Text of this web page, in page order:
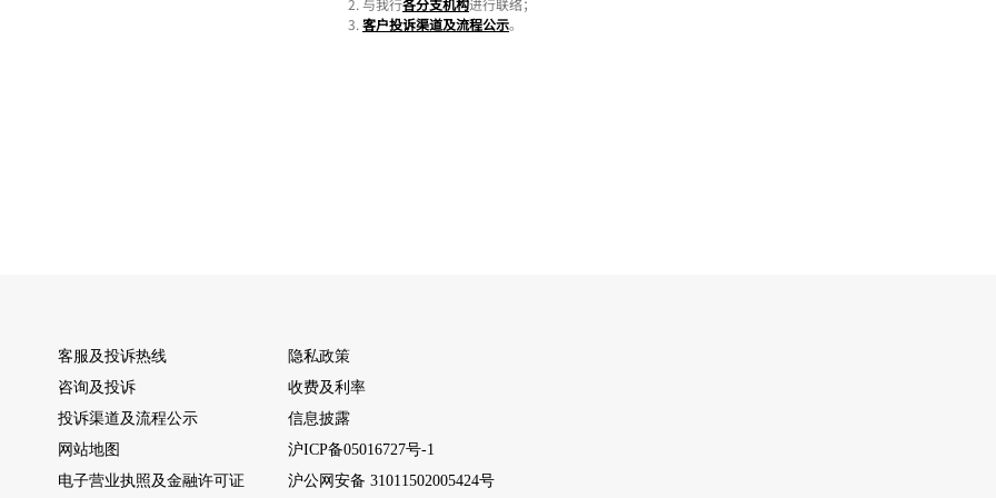
客服及投诉热线
咨询及投诉
投诉渠道及流程公示
网站地图
电子营业执照及金融许可证
隐私政策
收费及利率
信息披露
沪ICP备05016727号-1
沪公网安备 31011502005424号